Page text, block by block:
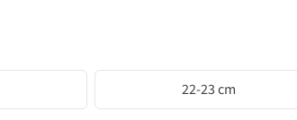
22-23 cm